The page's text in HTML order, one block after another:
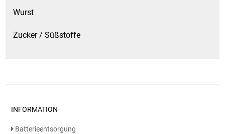
Wurst
Zucker / Süßstoffe
INFORMATION
Batterieentsorgung